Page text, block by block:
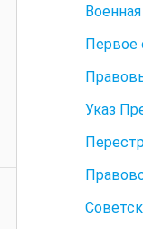
Первое
Указ